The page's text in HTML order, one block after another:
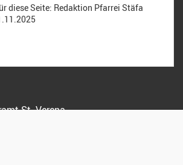
St. Verena
diese Seite: Redaktion Pfarrei Stäfa